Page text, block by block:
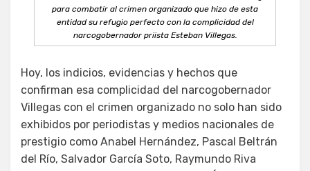
para combatir al crimen organizado que hizo de esta
entidad su refugio perfecto con la complicidad del
narcogobernador priista Esteban Villegas.
Hoy, los indicios, evidencias y hechos que
confirman esa complicidad del narcogobernador
Villegas con el crimen organizado no solo han sido
exhibidos por periodistas y medios nacionales de
prestigio como Anabel Hernández, Pascal Beltrán
del Río, Salvador García Soto, Raymundo Riva